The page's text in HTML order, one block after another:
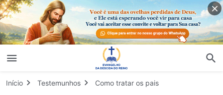
Início Testemunhos Como tratar os pais